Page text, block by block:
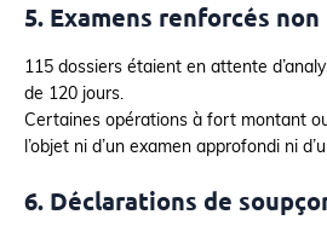
5. Examens renforcés
115 dossiers étaient en attente
de 120 jours.
Certaines opérations à fort montant
l’objet ni d’un examen approfondi ni
6. Déclarations de